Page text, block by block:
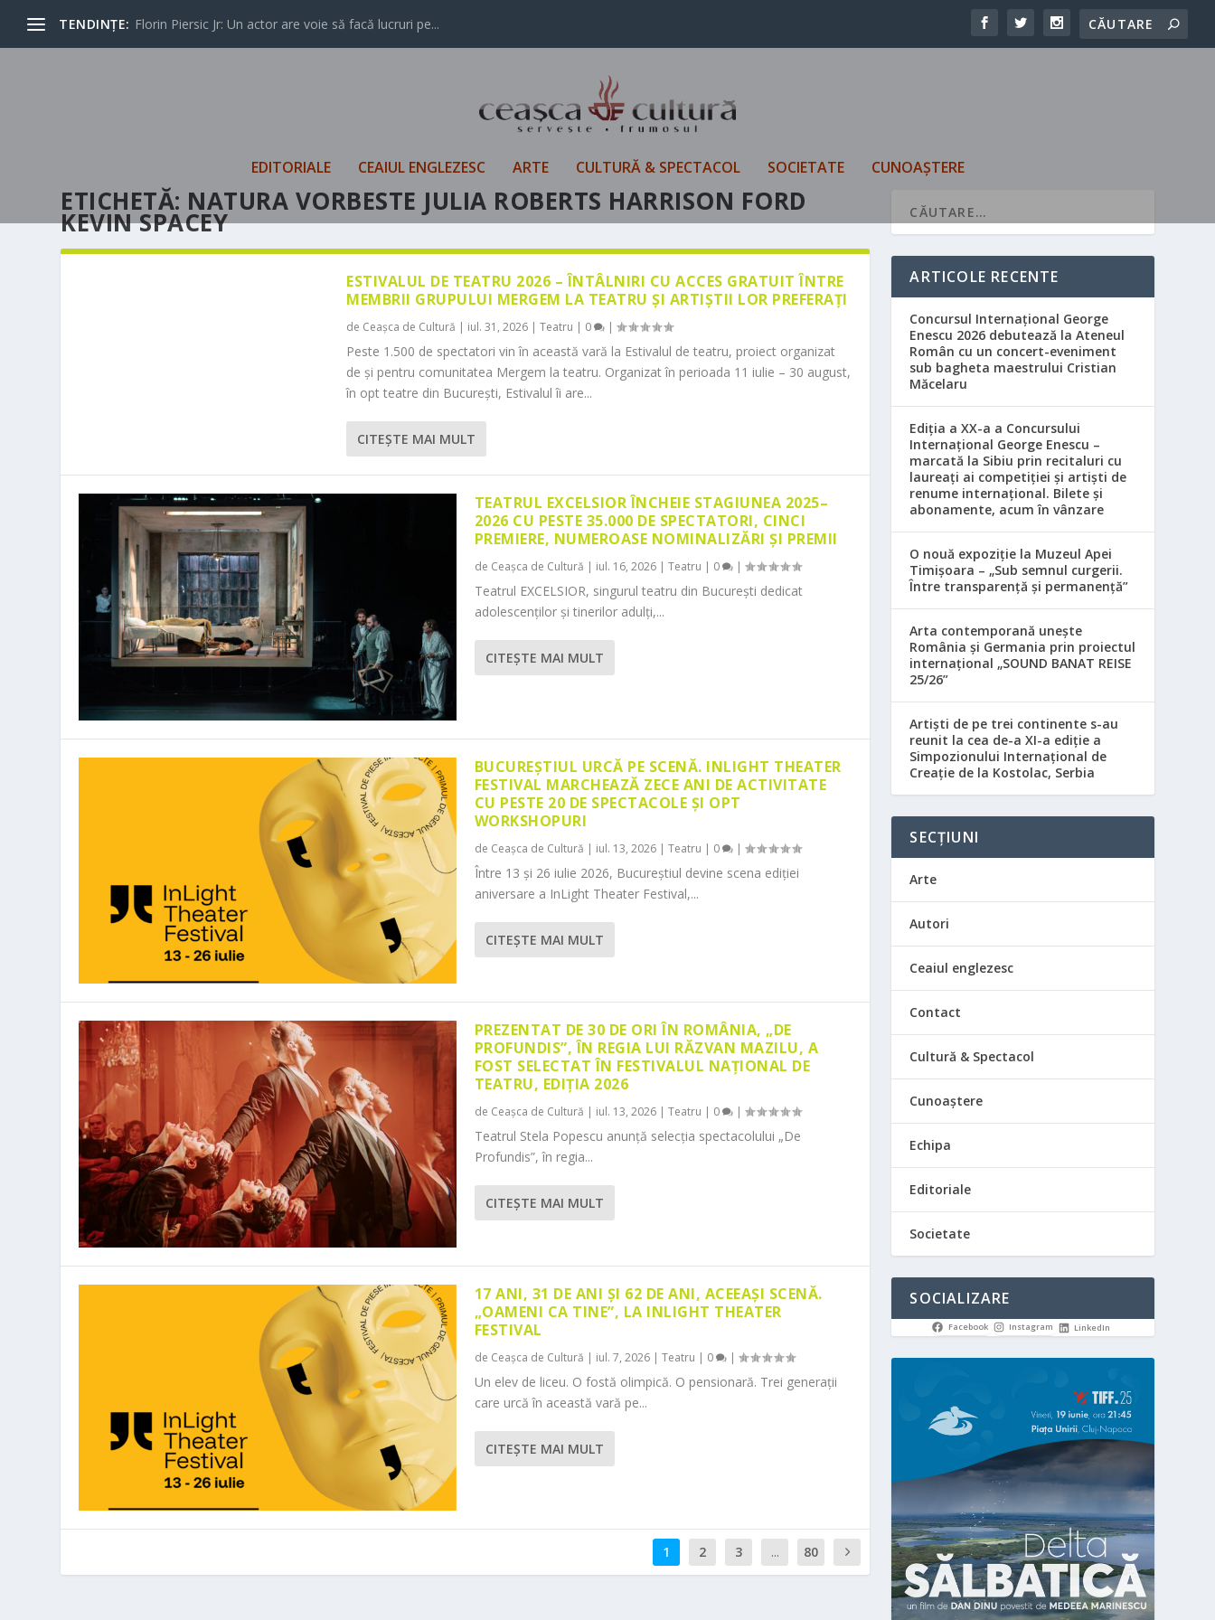
TENDINȚE: Florin Piersic Jr: Un actor are voie să facă lucruri pe...
EDITORIALE CEAIUL ENGLEZESC ARTE CULTURĂ & SPECTACOL SOCIETATE CUNOAȘTERE
ETICHETĂ: NATURA VORBESTE JULIA ROBERTS HARRISON FORD
KEVIN SPACEY
ESTIVALUL DE TEATRU 2026 – ÎNTÂLNIRI CU ACCES GRATUIT ÎNTRE
MEMBRII GRUPULUI MERGEM LA TEATRU ȘI ARTIȘTII LOR PREFERAȚI
de Ceașca de Cultură | iul. 31, 2026 |Teatru | 0 |
Peste 1.500 de spectatori vin în această vară la Estivalul de teatru, proiect organizat
de și pentru comunitatea Mergem la teatru. Organizat în perioada 11 iulie – 30 august,
în opt teatre din București, Estivalul îi are...
CITEŞTE MAI MULT
TEATRUL EXCELSIOR ÎNCHEIE STAGIUNEA 2025–
2026 CU PESTE 35.000 DE SPECTATORI, CINCI
PREMIERE, NUMEROASE NOMINALIZĂRI ȘI PREMII
de Ceașca de Cultură | iul. 16, 2026| Teatru | 0 |
Teatrul EXCELSIOR, singurul teatru din București dedicat
adolescenților și tinerilor adulți,...
CITEŞTE MAI MULT
BUCUREȘTIUL URCĂ PE SCENĂ. INLIGHT THEATER
FESTIVAL MARCHEAZĂ ZECE ANI DE ACTIVITATE
CU PESTE 20 DE SPECTACOLE ȘI OPT
WORKSHOPURI
de Ceașca de Cultură | iul. 13, 2026| Teatru | 0 |
Între 13 și 26 iulie 2026, Bucureștiul devine scena ediției
aniversare a InLight Theater Festival,...
CITEŞTE MAI MULT
PREZENTAT DE 30 DE ORI ÎN ROMÂNIA, „DE
PROFUNDIS”, ÎN REGIA LUI RĂZVAN MAZILU, A
FOST SELECTAT ÎN FESTIVALUL NAȚIONAL DE
TEATRU, EDIȚIA 2026
de Ceașca de Cultură | iul. 13, 2026| Teatru | 0 |
Teatrul Stela Popescu anunță selecția spectacolului „De
Profundis”, în regia...
CITEŞTE MAI MULT
17 ANI, 31 DE ANI ȘI 62 DE ANI, ACEEAȘI SCENĂ.
„OAMENI CA TINE”, LA INLIGHT THEATER
FESTIVAL
de Ceașca de Cultură | iul. 7, 2026| Teatru | 0 |
Un elev de liceu. O fostă olimpică. O pensionară. Trei generații
care urcă în această vară pe...
CITEŞTE MAI MULT
1 2 3 ... 80
ARTICOLE RECENTE
Concursul Internațional George
Enescu 2026 debutează la Ateneul
Român cu un concert-eveniment
sub bagheta maestrului Cristian
Măcelaru
Ediția a XX-a a Concursului
Internațional George Enescu –
marcată la Sibiu prin recitaluri cu
laureați ai competiției și artiști de
renume internațional. Bilete și
abonamente, acum în vânzare
O nouă expoziție la Muzeul Apei
Timișoara – „Sub semnul curgerii.
Între transparență și permanență”
Arta contemporană unește
România și Germania prin proiectul
internațional „SOUND BANAT REISE
25/26”
Artiști de pe trei continente s-au
reunit la cea de-a XI-a ediție a
Simpozionului Internațional de
Creație de la Kostolac, Serbia
SECȚIUNI
Arte
Autori
Ceaiul englezesc
Contact
Cultură & Spectacol
Cunoaștere
Echipa
Editoriale
Societate
SOCIALIZARE
Facebook Instagram LinkedIn